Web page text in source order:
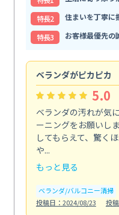
特⻑2
住まいを丁寧に
特⻑3
お客様最優先の
ベランダがピカピカ
5.0
ベランダの汚れが気
ーニングをお願いし
してもらえて、驚く
や...
もっと見る
ベランダ/バルコニー清掃
投稿日：2024/08/23
投